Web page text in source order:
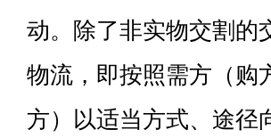
动。除了非实物交割的
物流，即按照需方（购
方）以适当方式、途径